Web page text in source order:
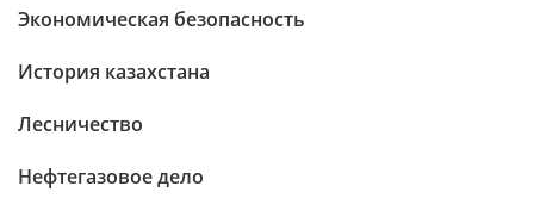
Экономическая безопасность
История казахстана
Лесничество
Нефтегазовое дело